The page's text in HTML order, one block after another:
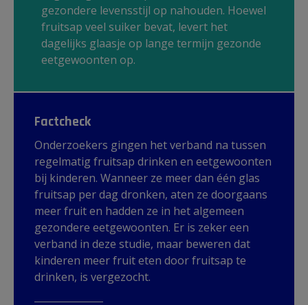
gezondere levensstijl op nahouden. Hoewel
fruitsap veel suiker bevat, levert het
dagelijks glaasje op lange termijn gezonde
eetgewoonten op.
Factcheck
Onderzoekers gingen het verband na tussen
regelmatig fruitsap drinken en eetgewoonten
bij kinderen. Wanneer ze meer dan één glas
fruitsap per dag dronken, aten ze doorgaans
meer fruit en hadden ze in het algemeen
gezondere eetgewoonten. Er is zeker een
verband in deze studie, maar beweren dat
kinderen meer fruit eten door fruitsap te
drinken, is vergezocht.